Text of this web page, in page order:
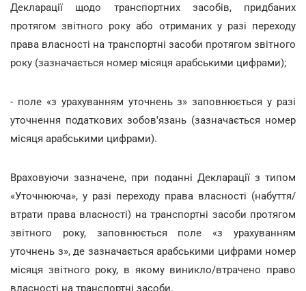
Декларації щодо транспортних засобів, придбаних
протягом звітного року або отриманих у разі переходу
права власності на транспортні засоби протягом звітного
року (зазначається номер місяця арабськими цифрами);
- поле «з урахуванням уточнень з» заповнюється у разі
уточнення податкових зобов'язань (зазначається номер
місяця арабськими цифрами).
Враховуючи зазначене, при поданні Декларації з типом
«Уточнююча», у разі переходу права власності (набуття/
втрати права власності) на транспортні засоби протягом
звітного року, заповнюється поле «з урахуванням
уточнень з», де зазначається арабськими цифрами номер
місяця звітного року, в якому виникло/втрачено право
власності на транспортні засоби.